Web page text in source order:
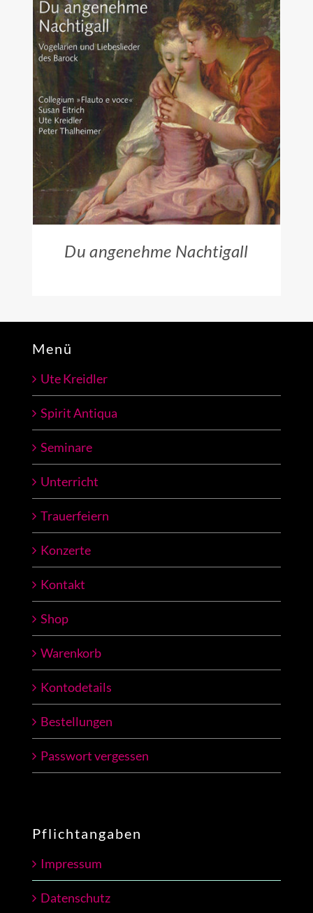
ZUM HÄNDLER
/
DETAILS
Du angenehme Nachtigall
Menü
Ute Kreidler
Spirit Antiqua
Seminare
Unterricht
Trauerfeiern
Konzerte
Kontakt
Shop
Warenkorb
Kontodetails
Bestellungen
Passwort vergessen
Pflichtangaben
Impressum
Datenschutz